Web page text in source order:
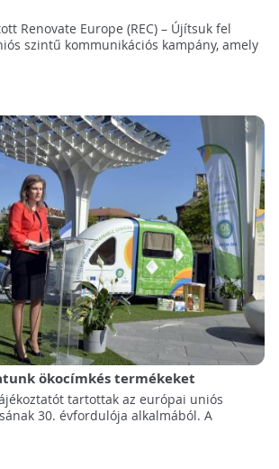
Renovate Europe (REC) – Újítsuk fel
szintű kommunikációs kampány, amely
ökocímkés termékeket
tartottak az európai uniós
30. évfordulója alkalmából. A